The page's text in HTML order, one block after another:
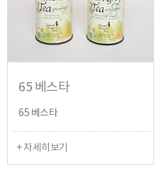
65 베스타
65 베스타
+ 자세히보기